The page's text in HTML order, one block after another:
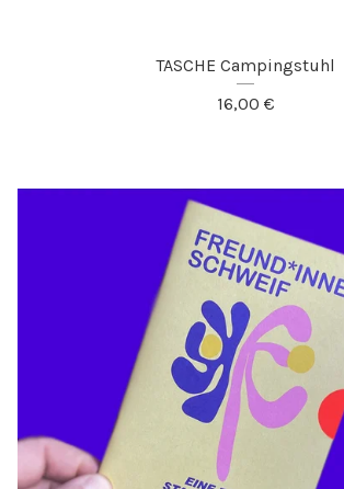
TASCHE Campingstuhl
16,00 €